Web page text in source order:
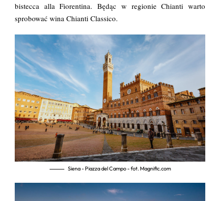
bistecca alla Fiorentina. Będąc w regionie Chianti warto
sprobować wina Chianti Classico.
Siena - Piazza del Campo - fot. Magnific.com